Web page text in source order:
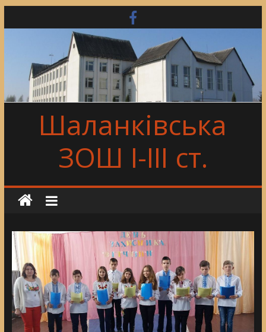
to
Шаланківська
ЗОШ І-ІІІ ст.